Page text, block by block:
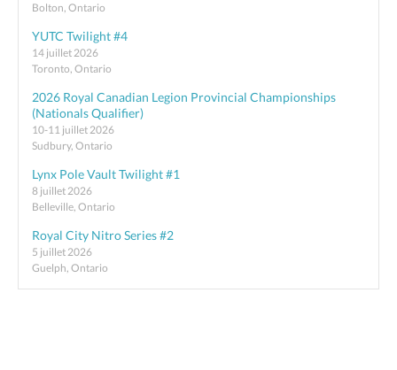
Bolton, Ontario
YUTC Twilight #4
14 juillet 2026
Toronto, Ontario
2026 Royal Canadian Legion Provincial Championships
(Nationals Qualifier)
10-11 juillet 2026
Sudbury, Ontario
Lynx Pole Vault Twilight #1
8 juillet 2026
Belleville, Ontario
Royal City Nitro Series #2
5 juillet 2026
Guelph, Ontario